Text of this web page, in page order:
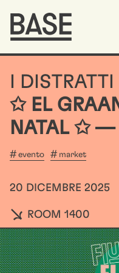
I DISTRATTI
✩ EL
NATAL ✩
evento market
20 DICEMBRE 2025
ROOM 1400